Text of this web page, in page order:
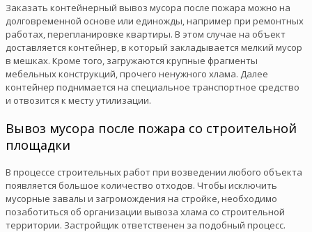
Заказать контейнерный вывоз мусора после пожара можно на
долговременной основе или единожды, например при ремонтных
работах, перепланировке квартиры. В этом случае на объект
доставляется контейнер, в который закладывается мелкий мусор
в мешках. Кроме того, загружаются крупные фрагменты
мебельных конструкций, прочего ненужного хлама. Далее
контейнер поднимается на специальное транспортное средство
и отвозится к месту утилизации.
Вывоз мусора после пожара со строительной
площадки
В процессе строительных работ при возведении любого объекта
появляется большое количество отходов. Чтобы исключить
мусорные завалы и загромождения на стройке, необходимо
позаботиться об организации вывоза хлама со строительной
территории. Застройщик ответственен за подобный процесс.